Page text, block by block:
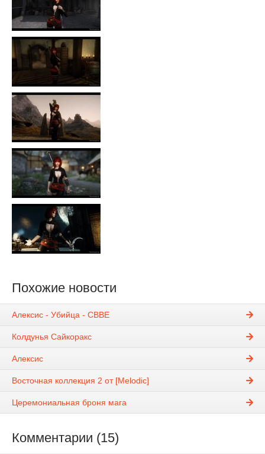
Похожие новости
Алексис - Убийца - CBBE
Колдунья Сайкоракс
Алексис
Восточная коллекция 2 от [Melodic]
Церемониальная броня мага
Комментарии (15)